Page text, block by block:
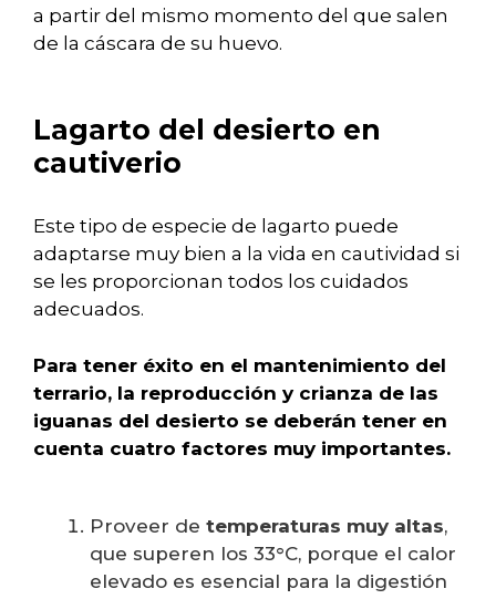
a partir del mismo momento del que salen
de la cáscara de su huevo.
Lagarto del desierto en
cautiverio
Este tipo de especie de lagarto puede
adaptarse muy bien a la vida en cautividad si
se les proporcionan todos los cuidados
adecuados.
Para tener éxito en el mantenimiento del
terrario, la reproducción y crianza de las
iguanas del desierto se deberán tener en
cuenta cuatro factores muy importantes.
Proveer de temperaturas muy altas,
que superen los 33°C, porque el calor
elevado es esencial para la digestión